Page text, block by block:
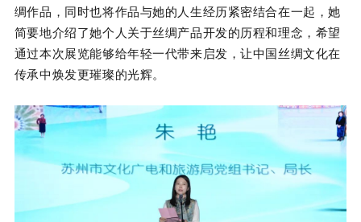
绸作品，同时也将作品与她的人生经历紧密结合在一起，她
简要地介绍了她个人关于丝绸产品开发的历程和理念，希望
通过本次展览能够给年轻一代带来启发，让中国丝绸文化在
传承中焕发更璀璨的光辉。